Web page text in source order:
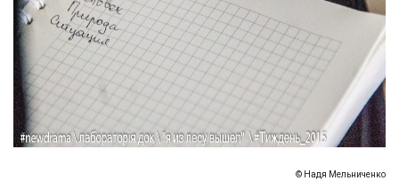
© Надя Мельниченко